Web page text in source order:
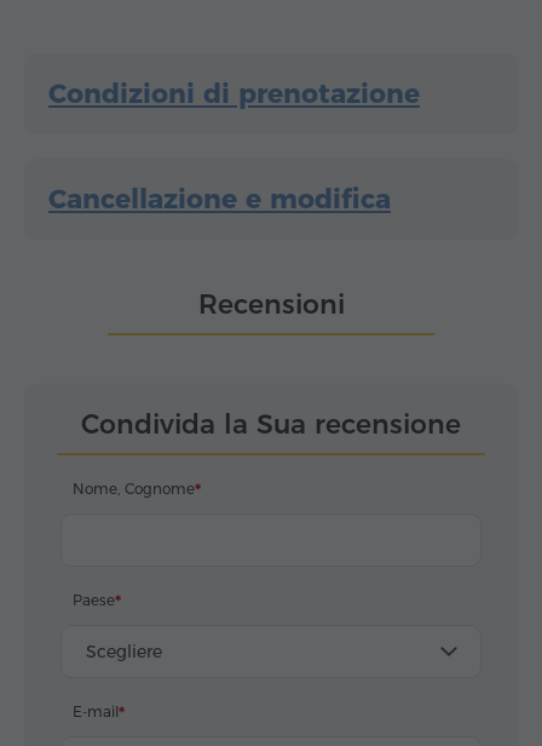
Condizioni di prenotazione
Cancellazione e modifica
Recensioni
Condivida la Sua recensione
Nome, Cognome
Paese
Scegliere
E-mail